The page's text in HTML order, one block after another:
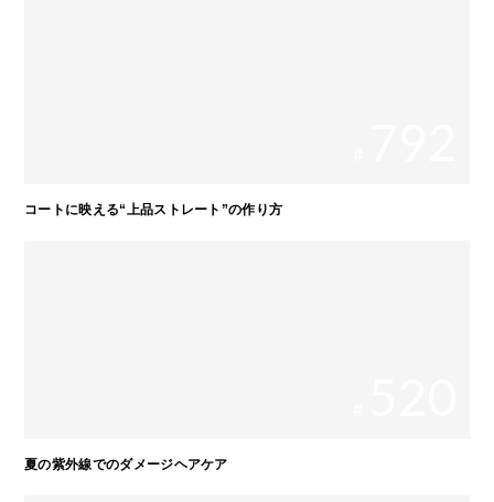
コートに映える“上品ストレート”の作り方
夏の紫外線でのダメージヘアケア